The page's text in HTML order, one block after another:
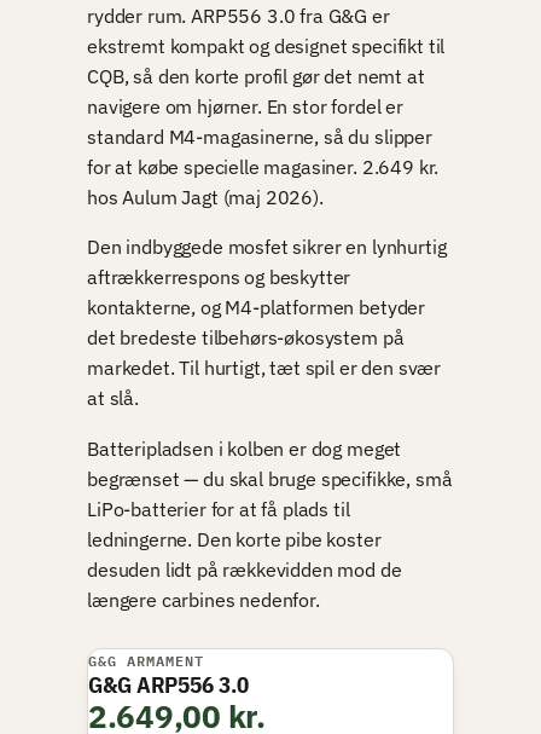
rydder rum. ARP556 3.0 fra G&G er
ekstremt kompakt og designet specifikt til
CQB, så den korte profil gør det nemt at
navigere om hjørner. En stor fordel er
standard M4-magasinerne, så du slipper
for at købe specielle magasiner. 2.649 kr.
hos Aulum Jagt (maj 2026).
Den indbyggede mosfet sikrer en lynhurtig
aftrækkerrespons og beskytter
kontakterne, og M4-platformen betyder
det bredeste tilbehørs-økosystem på
markedet. Til hurtigt, tæt spil er den svær
at slå.
Batteripladsen i kolben er dog meget
begrænset — du skal bruge specifikke, små
LiPo-batterier for at få plads til
ledningerne. Den korte pibe koster
desuden lidt på rækkevidden mod de
længere carbines nedenfor.
VI ANBEFALER
G&G ARMAMENT
G&G ARP556 3.0
2.649,00 kr.